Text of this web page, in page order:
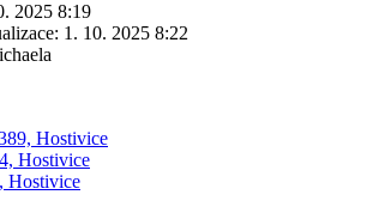
2025 8:19
1. 10. 2025 8:22
Hostivice
Hostivice
Hostivice